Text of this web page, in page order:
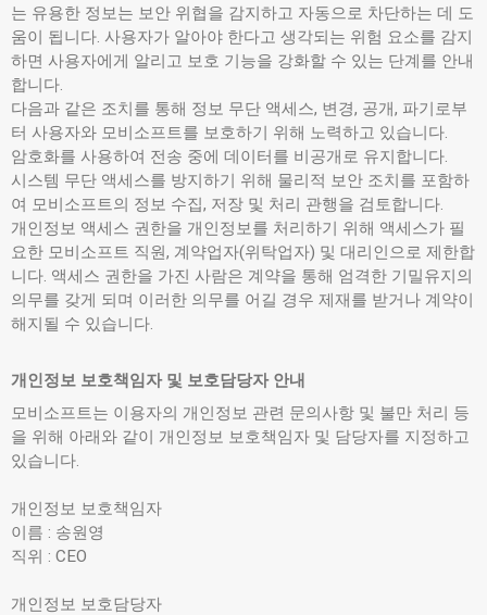
는 유용한 정보는 보안 위협을 감지하고 자동으로 차단하는 데 도
움이 됩니다. 사용자가 알아야 한다고 생각되는 위험 요소를 감지
하면 사용자에게 알리고 보호 기능을 강화할 수 있는 단계를 안내
합니다.
다음과 같은 조치를 통해 정보 무단 액세스, 변경, 공개, 파기로부
터 사용자와 모비소프트를 보호하기 위해 노력하고 있습니다.
암호화를 사용하여 전송 중에 데이터를 비공개로 유지합니다.
시스템 무단 액세스를 방지하기 위해 물리적 보안 조치를 포함하
여 모비소프트의 정보 수집, 저장 및 처리 관행을 검토합니다.
개인정보 액세스 권한을 개인정보를 처리하기 위해 액세스가 필
요한 모비소프트 직원, 계약업자(위탁업자) 및 대리인으로 제한합
니다. 액세스 권한을 가진 사람은 계약을 통해 엄격한 기밀유지의
의무를 갖게 되며 이러한 의무를 어길 경우 제재를 받거나 계약이
해지될 수 있습니다.
개인정보 보호책임자 및 보호담당자 안내
모비소프트는 이용자의 개인정보 관련 문의사항 및 불만 처리 등
을 위해 아래와 같이 개인정보 보호책임자 및 담당자를 지정하고
있습니다.
개인정보 보호책임자
이름 : 송원영
직위 : CEO
개인정보 보호담당자